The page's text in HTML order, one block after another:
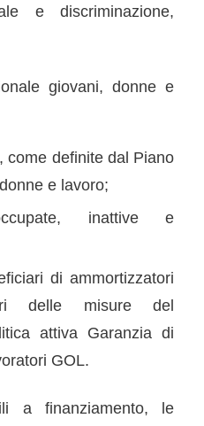
e discriminazione,
giovani, donne e
come definite dal Piano
e lavoro;
inattive e
di ammortizzatori
delle misure del
attiva Garanzia di
GOL.
a finanziamento, le